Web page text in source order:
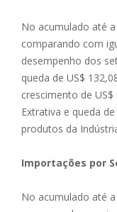
No acumulado até
comparando com
desempenho dos
queda de US$
crescimento de
Extrativa e queda
produtos da
Importações por
No acumulado até